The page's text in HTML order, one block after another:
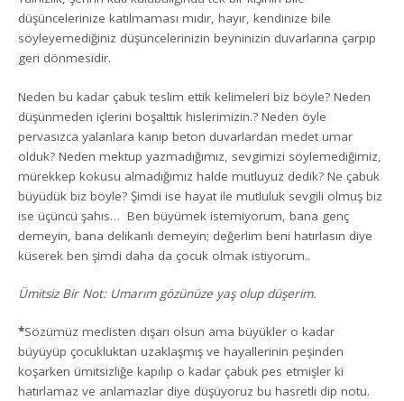
düşüncelerinize katılmaması mıdır, hayır, kendinize bile
söyleyemediğiniz düşüncelerinizin beyninizin duvarlarına çarpıp
geri dönmesidir.
Neden bu kadar çabuk teslim ettik kelimeleri biz böyle? Neden
düşünmeden içlerini boşalttık hislerimizin.? Neden öyle
pervasızca yalanlara kanıp beton duvarlardan medet umar
olduk? Neden mektup yazmadığımız, sevgimizi söylemediğimiz,
mürekkep kokusu almadığımız halde mutluyuz dedik? Ne çabuk
büyüdük biz böyle? Şimdi ise hayat ile mutluluk sevgili olmuş biz
ise üçüncü şahıs… Ben büyümek istemiyorum, bana genç
demeyin, bana delikanlı demeyin; değerlim beni hatırlasın diye
küserek ben şimdi daha da çocuk olmak istiyorum..
Ümitsiz Bir Not: Umarım gözünüze yaş olup düşerim.
*Sözümüz meclisten dışarı olsun ama büyükler o kadar
büyüyüp çocukluktan uzaklaşmış ve hayallerinin peşinden
koşarken ümitsizliğe kapılıp o kadar çabuk pes etmişler ki
hatırlamaz ve anlamazlar diye düşüyoruz bu hasretli dip notu.